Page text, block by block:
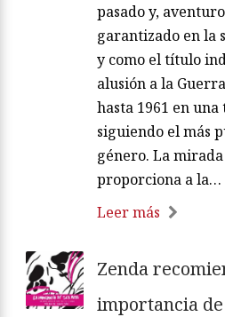
pasado y,
garantizado en la
y como el título
alusión a la
hasta 1961 en
siguiendo el más
género. La
proporciona a la…
Leer más
Zenda
importancia